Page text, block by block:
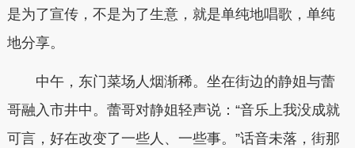
是为了宣传，不是为了生意，就是单纯地唱歌，单纯
地分享。
中午，东门菜场人烟渐稀。坐在街边的静姐与蕾
哥融入市井中。蕾哥对静姐轻声说：“音乐上我没成就
可言，好在改变了一些人、一些事。”话音未落，街那